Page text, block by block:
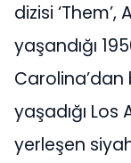
dizisi ‘Them’,
yaşandığı
Carolina’dan
yaşadığı
yerleşen